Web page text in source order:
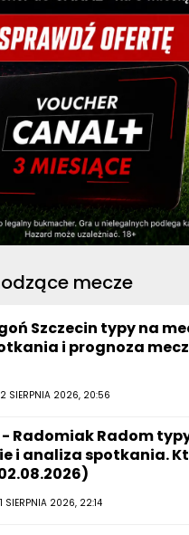
mecze
Szczecin typy na
i prognoza
2 SIERPNIA 2026, 20:56
- Radomiak Radom
i analiza spotkania.
SIERPNIA 2026, 22:14